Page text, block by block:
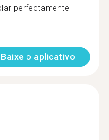
perfectamente
Baixe o aplicativo